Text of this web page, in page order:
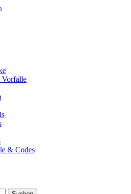
Vorfälle
& Codes